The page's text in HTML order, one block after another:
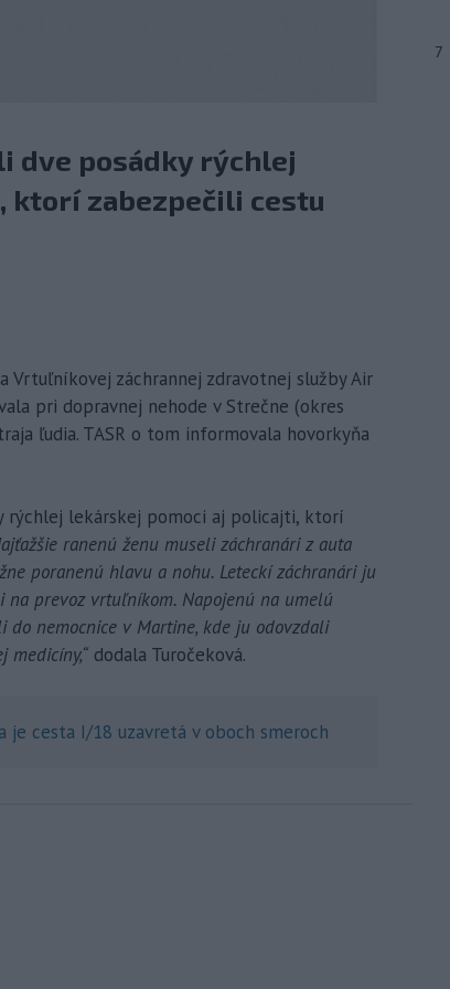
dve posádky rýchlej
ktorí zabezpečili cestu
Vrtuľníkovej záchrannej zdravotnej služby Air
pri dopravnej nehode v Strečne (okres
ľudia. TASR o tom informovala hovorkyňa
rýchlej lekárskej pomoci aj policajti, ktorí
ranenú ženu museli záchranári z auta
poranenú hlavu a nohu. Leteckí záchranári ju
prevoz vrtuľníkom. Napojenú na umelú
nemocnice v Martine, kde ju odovzdali
medicíny,“ dodala Turočeková.
je cesta I/18 uzavretá v oboch smeroch
7